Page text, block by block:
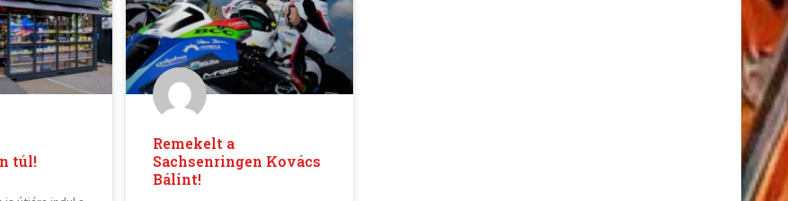
túl!
Remekelt a
Sachsenringen Kovács
Bálint!